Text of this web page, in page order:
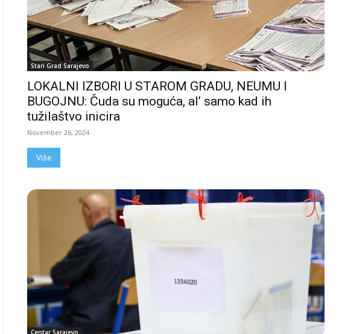
Stari Grad Sarajevo
LOKALNI IZBORI U STAROM GRADU, NEUMU I
BUGOJNU: Čuda su moguća, al’ samo kad ih
tužilaštvo inicira
November 26, 2024
Više